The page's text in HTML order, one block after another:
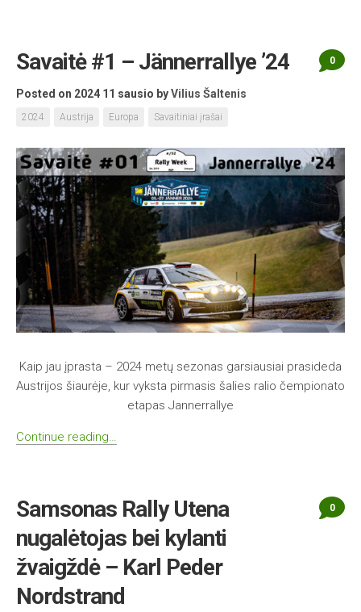
Savaitė #1 – Jännerrallye ’24
Posted on 2024 11 sausio byVilius Šaltenis
2024 Austrija Europa Savaitiniai įrašai
0
Kaip jau įprasta – 2024 metų sezonas garsiausiai prasideda
Austrijos šiaurėje, kur vyksta pirmasis šalies ralio čempionato
etapas Jannerrallye
Continue reading…
Samsonas Rally Utena
nugalėtojas bei kylanti
žvaigždė – Karl Peder
Nordstrand
0